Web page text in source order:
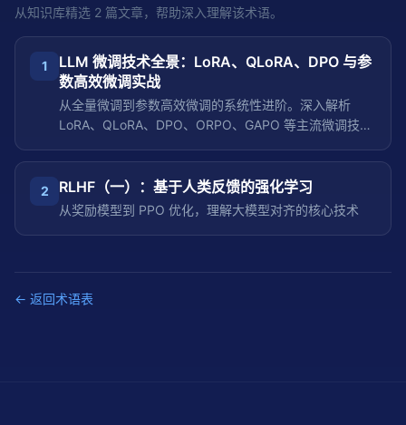
从知识库精选 2 篇文章，帮助深入理解该术语。
1
LLM 微调技术全景：LoRA、QLoRA、DPO 与参
数高效微调实战
从全量微调到参数高效微调的系统性进阶。深入解析
LoRA、QLoRA、DPO、ORPO、GAPO 等主流微调技
场景，配以完整的 Python 可运行代码和实战训练脚本，
帮助开发者为特定任务定制专属 LLM。
2 RLHF（一）：基于人类反馈的强化学习
从奖励模型到 PPO 优化，理解大模型对齐的核心技术
← 返回术语表